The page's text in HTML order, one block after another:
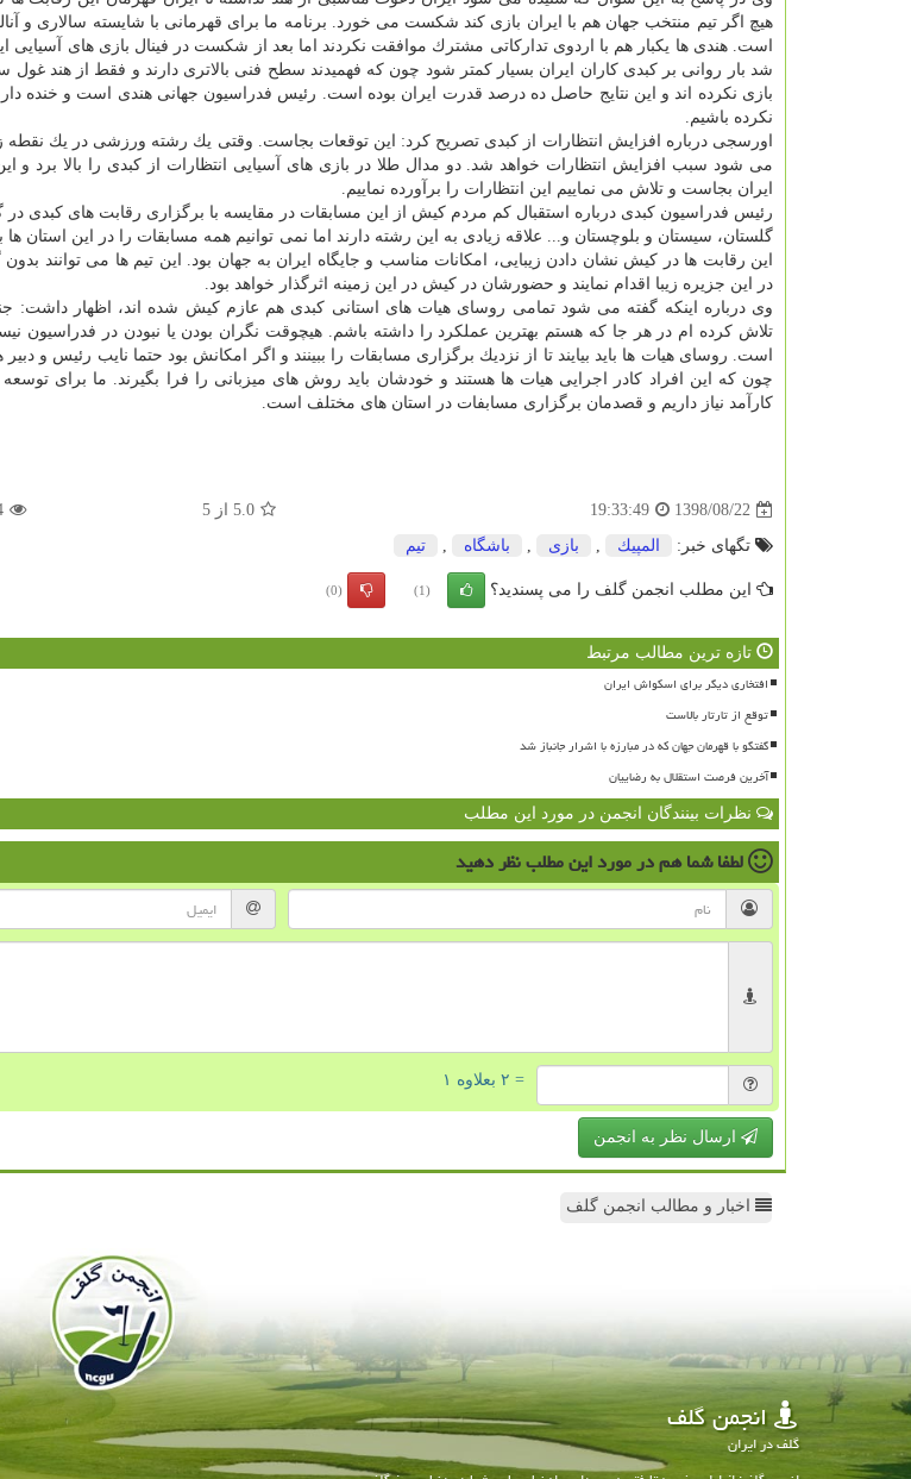
هیچ اگر تیم منتخب جهان هم با ایران بازی كند شكست می خورد. برنامه ما برای قهرمانی با شایسته سالاری و
است. هندی ها یكبار هم با اردوی تداركاتی مشترك موافقت نكردند اما بعد از شكست در فینال بازی های
شد بار روانی بر كبدی كاران ایران بسیار كمتر شود چون كه فهمیدند سطح فنی بالاتری دارند و فقط از هند غول
بازی نكرده اند و این نتایج حاصل ده درصد قدرت ایران بوده است. رئیس فدراسیون جهانی هندی است و خنده
نكرده باشیم.
اورسجی درباره افزایش انتظارات از كبدی تصریح كرد: این توقعات بجاست. وقتی یك رشته ورزشی در یك نقطه
می شود سبب افزایش انتظارات خواهد شد. دو مدال طلا در بازی های آسیایی انتظارات از كبدی را بالا برد و
ایران بجاست و تلاش می نماییم این انتظارات را برآورده نماییم.
رئیس فدراسیون كبدی درباره استقبال كم مردم كیش از این مسابقات در مقایسه با برگزاری رقابت های كبدی
گلستان، سیستان و بلوچستان و... علاقه زیادی به این رشته دارند اما نمی توانیم همه مسابقات را در این استان ها
این رقابت ها در كیش نشان دادن زیبایی، امكانات مناسب و جایگاه ایران به جهان بود. این تیم ها می توانند
در این جزیره زیبا اقدام نمایند و حضورشان در كیش در این زمینه اثرگذار خواهد بود.
وی درباره اینكه گفته می شود تمامی روسای هیات های استانی كبدی هم عازم كیش شده اند، اظهار
تلاش كرده ام در هر جا كه هستم بهترین عملكرد را داشته باشم. هیچوقت نگران بودن یا نبودن در فدراسیون
است. روسای هیات ها باید بیایند تا از نزدیك برگزاری مسابقات را ببینند و اگر امكانش بود حتما نایب رئیس و
چون كه این افراد كادر اجرایی هیات ها هستند و خودشان باید روش های میزبانی را فرا بگیرند. ما برای
كارآمد نیاز داریم و قصدمان برگزاری مسابفات در استان های مختلف است.
1398/08/22
19:33:49
5.0 از5
تگهای خبر: المپیك , بازی , باشگاه , تیم
این مطلب انجمن گلف را می پسندید؟ (1)
(0)
تازه ترین مطالب مرتبط
افتخاری دیگر برای اسکواش ایران
توقع از تارتار بالاست
گفتگو با قهرمان جهان که در مبارزه با اشرار جانباز شد
آخرین فرصت استقلال به رضاییان
نظرات بینندگان انجمن در مورد این مطلب
لطفا شما همدر مورد این مطلبنظر دهید
= ۲ بعلاوه ۱
ارسال نظر به انجمن
اخبار و مطالب انجمن گلف
انجمن گلف
گلف در ایران